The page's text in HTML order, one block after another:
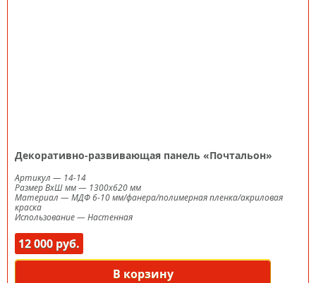
Декоративно-развивающая панель «Почтальон»
Артикул — 14-14
Размер ВxШ мм— 1300х620 мм
Материал — МДФ 6-10 мм/фанера/полимерная пленка/акриловая
краска
Использование— Настенная
12 000 руб.
В корзину